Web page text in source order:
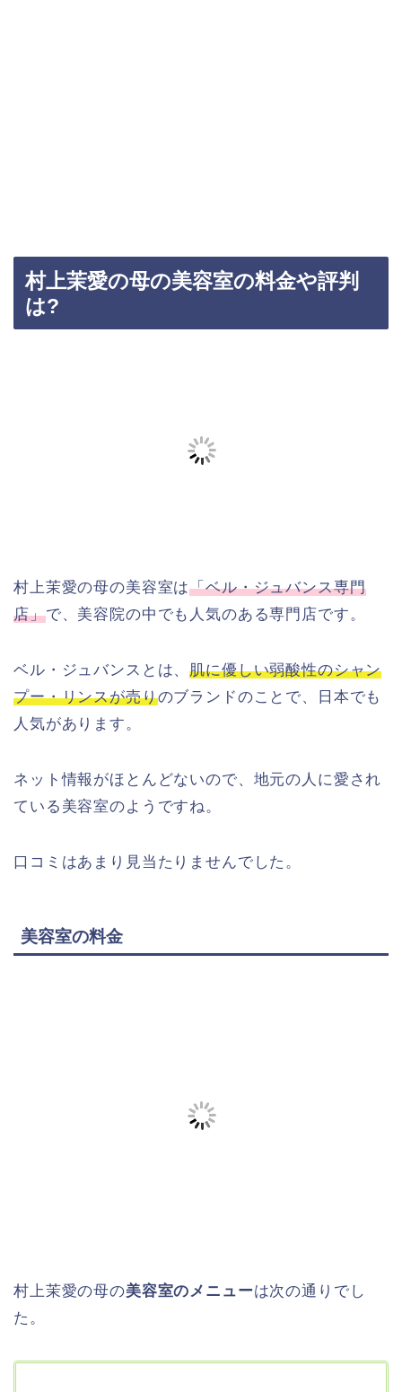
村上茉愛の母の美容室の料金や評判
は?
村上茉愛の母の美容室は「ベル・ジュバンス専門
店」で、美容院の中でも人気のある専門店です。
ベル・ジュバンスとは、肌に優しい弱酸性のシャン
プー・リンスが売りのブランドのことで、日本でも
人気があります。
ネット情報がほとんどないので、地元の人に愛され
ている美容室のようですね。
口コミはあまり見当たりませんでした。
美容室の料金
村上茉愛の母の美容室のメニューは次の通りでし
た。